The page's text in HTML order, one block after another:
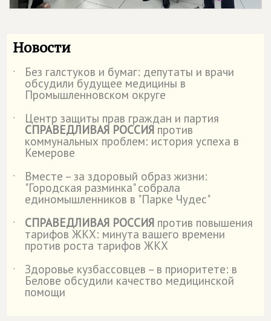
Новости
˙ Без галстуков и бумаг: депутаты и врачи
обсудили будущее медицины в
Промышленновском округе
˙
Центр защиты прав граждан и партия
СПРАВЕДЛИВАЯ РОССИЯ против
коммунальных проблем: история успеха в
Кемерове
˙
Вместе – за здоровый образ жизни:
"Городская разминка" собрала
единомышленников в "Парке Чудес"
˙
СПРАВЕДЛИВАЯ РОССИЯ против повышения
тарифов ЖКХ: минута вашего времени
против роста тарифов ЖКХ
˙
Здоровье кузбассовцев – в приоритете: в
Белове обсудили качество медицинской
помощи